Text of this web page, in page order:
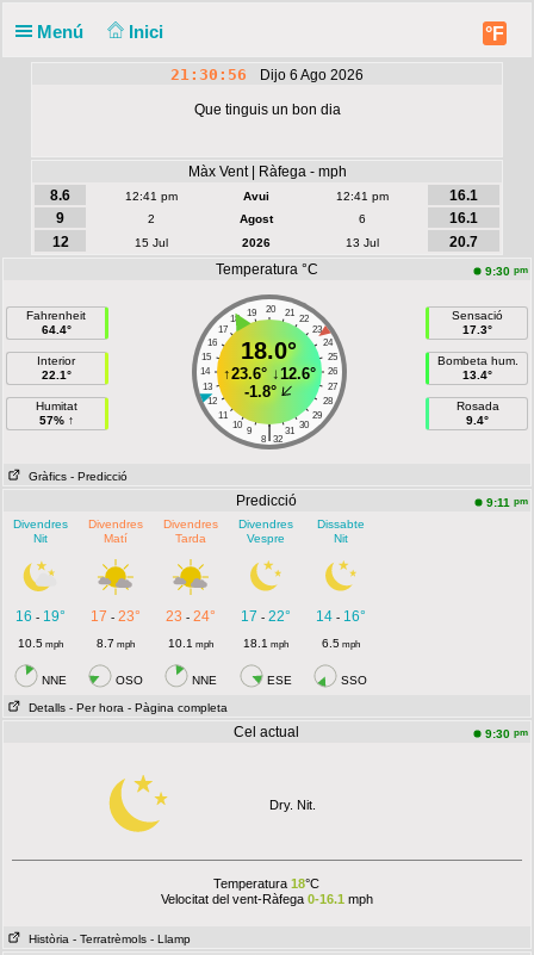
Menú Inici °F
21:30:56 Dijo 6 Ago 2026
Que tinguis un bon dia
Màx Vent | Ràfega - mph
8.6
12:41 pm Avui 12:41 pm
16.1
9
2 Agost 6
16.1
12
15 Jul 2026 13 Jul
20.7
Temperatura °C
9:30 pm
Fahrenheit
64.4°
Interior
22.1°
Humitat
57% ↑
20
19 21
18
22
17
23
16
24
15
25
14
26
13
27
12
28
11
29
10
30
9 31
|
8 32
18.0°
↑23.6°↓12.6°
-1.8°
Sensació
17.3°
Bombeta hum.
13.4°
Rosada
9.4°
Gràfics - Predicció
Predicció 9:11 pm
Divendres
Nit
Divendres
Matí
Divendres
Tarda
Divendres
Vespre
Dissabte
Nit
16 - 19° 17 - 23° 23 - 24° 17 - 22° 14- 16°
10.5 mph 8.7 mph 10.1 mph 18.1 mph 6.5mph
NNE OSO NNE ESE SSO
Detalls - Per hora - Pàgina completa
Cel actual 9:30 pm
Dry. Nit.
Temperatura18°C
Velocitat del vent-Ràfega 0-16.1 mph
Història - Terratrèmols - Llamp